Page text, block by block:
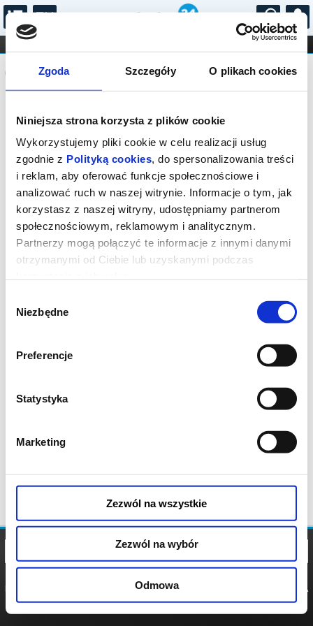
Zgoda Szczegóły O plikach cookies
Niniejsza strona korzysta z plików cookie
Wykorzystujemy pliki cookie w celu realizacji usług
zgodnie z Polityką cookies, do spersonalizowania treści
i reklam, aby oferować funkcje społecznościowe i
analizować ruch w naszej witrynie. Informacje o tym, jak
korzystasz z naszej witryny, udostępniamy partnerom
społecznościowym, reklamowym i analitycznym.
Partnerzy mogą połączyć te informacje z innymi danymi
otrzymanymi od Ciebie lub uzyskanymi podczas
zgody
Niezbędne
Preferencje
Statystyka
Marketing
Zezwól na wszystkie
Zezwól na wybór
Odmowa
...
FILHARMONIA OPERA I BALET
STAND-UP
DLA DZIECI
Komunikat
Sprzedaż biletów on-line na wydarzenie
została zakończona.
POLITYKA
POLITYKA